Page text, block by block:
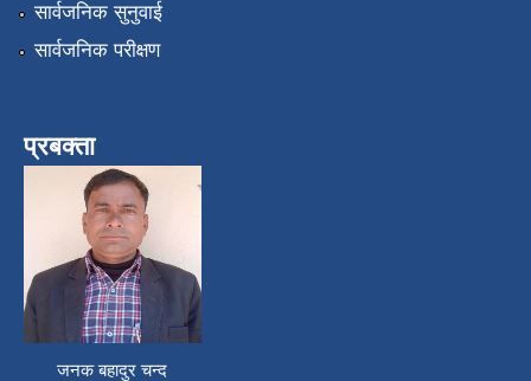
सार्वजनिक सुनुवाई
सार्वजनिक परीक्षण
प्रबक्ता
जनक बहादुर चन्द